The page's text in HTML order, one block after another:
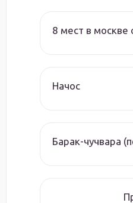
8 мест в
Начос
Барак-чучвара